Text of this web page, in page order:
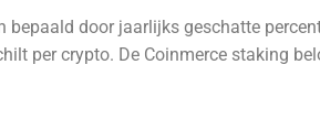
bepaald door jaarlijks geschatte
per crypto. De Coinmerce staking